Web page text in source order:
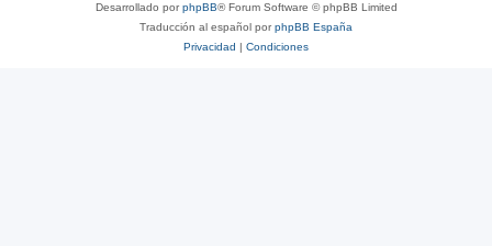
Desarrollado porphpBB® Forum Software © phpBB Limited
Traducción al español porphpBB España
Privacidad | Condiciones